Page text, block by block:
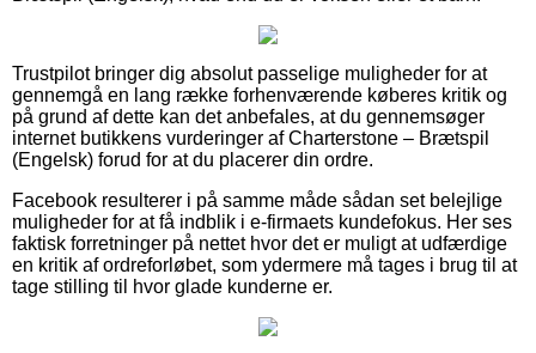
Trustpilot bringer dig absolut passelige muligheder for at
gennemgå en lang række forhenværende køberes kritik og
på grund af dette kan det anbefales, at du gennemsøger
internet butikkens vurderinger af Charterstone – Brætspil
(Engelsk) forud for at du placerer din ordre.
Facebook resulterer i på samme måde sådan set belejlige
muligheder for at få indblik i e-firmaets kundefokus. Her ses
faktisk forretninger på nettet hvor det er muligt at udfærdige
en kritik af ordreforløbet, som ydermere må tages i brug til at
tage stilling til hvor glade kunderne er.